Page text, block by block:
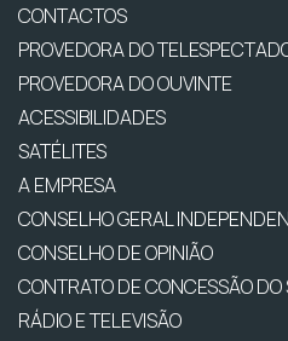
CONTACTOS
PROVEDORA DO
PROVEDORA DO OUVINTE
ACESSIBILIDADES
SATÉLITES
A EMPRESA
CONSELHO GERAL
CONSELHO DE OPINIÃO
CONTRATO DE CONCESSÃO
RÁDIO E TELEVISÃO